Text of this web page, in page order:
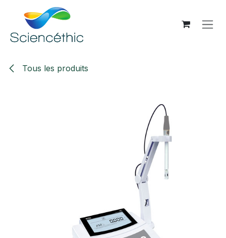
Se rendre au contenu
Tous les produits